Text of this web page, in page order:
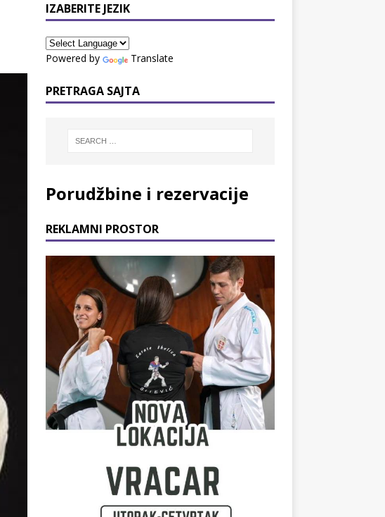
IZABERITE JEZIK
Powered by Translate
PRETRAGA SAJTA
Porudžbine i rezervacije
REKLAMNI PROSTOR